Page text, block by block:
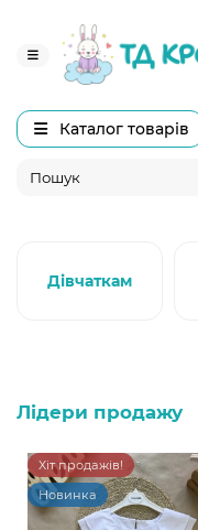
Каталог товарів
Дівчаткам
Лідери продажу
Хіт продажів!
Новинка